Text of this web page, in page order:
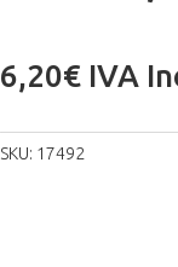
6,20€ IVA
SKU: 17492